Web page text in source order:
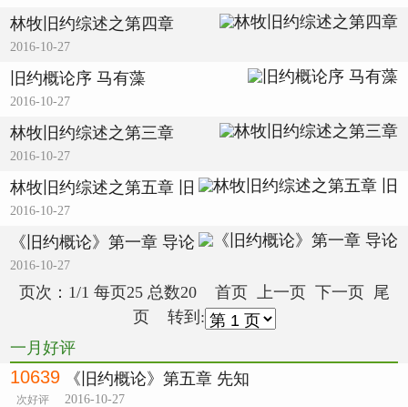
林牧旧约综述之第四章
2016-10-27
旧约概论序 马有藻
2016-10-27
林牧旧约综述之第三章
2016-10-27
林牧旧约综述之第五章 旧
2016-10-27
《旧约概论》第一章 导论
2016-10-27
页次：1/1 每页25 总数20 首页 上一页 下一页 尾
页 转到:
一月好评
10639
次好评
《旧约概论》第五章 先知
2016-10-27